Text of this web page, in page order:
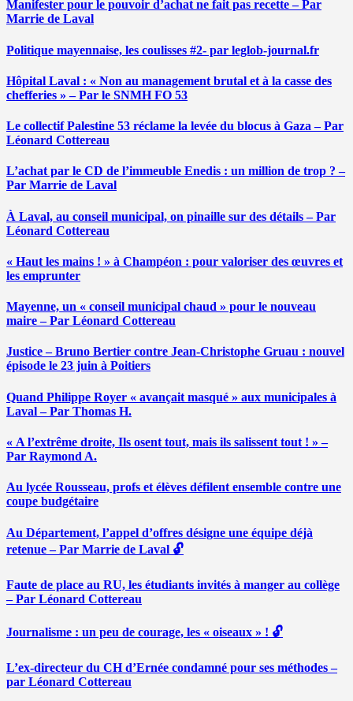
Manifester pour le pouvoir d’achat ne fait pas recette – Par
Marrie de Laval
Politique mayennaise, les coulisses #2- par leglob-journal.fr
Hôpital Laval : « Non au management brutal et à la casse des
chefferies » – Par le SNMH FO 53
Le collectif Palestine 53 réclame la levée du blocus à Gaza – Par
Léonard Cottereau
L’achat par le CD de l’immeuble Enedis : un million de trop ? –
Par Marrie de Laval
À Laval, au conseil municipal, on pinaille sur des détails – Par
Léonard Cottereau
« Haut les mains ! » à Champéon : pour valoriser des œuvres et
les emprunter
Mayenne, un « conseil municipal chaud » pour le nouveau
maire – Par Léonard Cottereau
Justice – Bruno Bertier contre Jean-Christophe Gruau : nouvel
épisode le 23 juin à Poitiers
Quand Philippe Royer « avançait masqué » aux municipales à
Laval – Par Thomas H.
« A l’extrême droite, Ils osent tout, mais ils salissent tout ! » –
Par Raymond A.
Au lycée Rousseau, profs et élèves défilent ensemble contre une
coupe budgétaire
Au Département, l’appel d’offres désigne une équipe déjà
retenue – Par Marrie de Laval 🔓
Faute de place au RU, les étudiants invités à manger au collège
– Par Léonard Cottereau
Journalisme : un peu de courage, les « oiseaux » ! 🔓
L’ex-directeur du CH d’Ernée condamné pour ses méthodes –
par Léonard Cottereau